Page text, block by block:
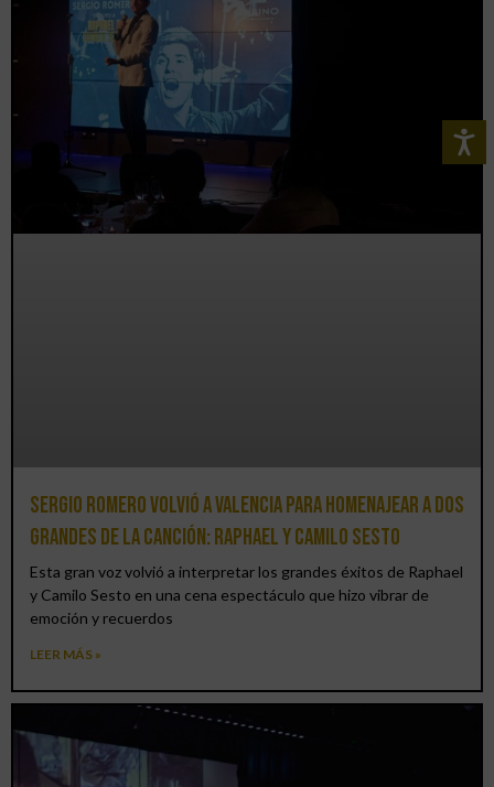
Sergio Romero volvió a Valencia para homenajear a dos
grandes de la canción: Raphael y Camilo Sesto
Esta gran voz volvió a interpretar los grandes éxitos de Raphael
y Camilo Sesto en una cena espectáculo que hizo vibrar de
emoción y recuerdos
LEER MÁS »